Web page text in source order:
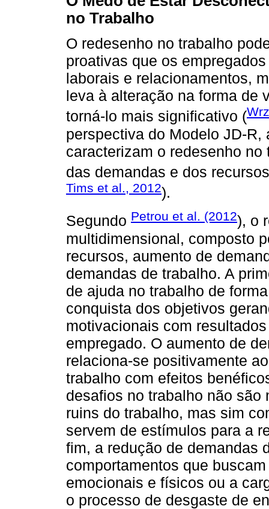
no Trabalho
O redesenho no trabalho
proativas que os
laborais e relacionamentos,
leva à alteração na forma de
torná-lo mais significativo (
perspectiva do Modelo JD-
caracterizam o redesenho
das demandas e dos
Tims et al., 2012).
Segundo Petrou et al. (2012), o
multidimensional, composto
recursos, aumento de
demandas de trabalho. A
de ajuda no trabalho de
conquista dos objetivos
motivacionais com
empregado. O aumento de
relaciona-se positivamente
trabalho com efeitos
desafios no trabalho não
ruins do trabalho, mas sim
servem de estímulos para a
fim, a redução de demandas
comportamentos que
emocionais e físicos ou a
o processo de desgaste de